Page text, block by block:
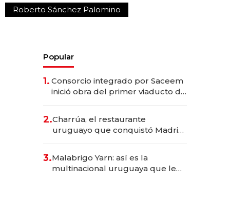
Roberto Sánchez Palomino
Popular
1. Consorcio integrado por Saceem
inició obra del primer viaducto de
millones
2.Charrúa, el restaurante
uruguayo que conquistó Madrid:
anticipación y prepara apertura
3.Malabrigo Yarn: así es la
multinacional uruguaya que le